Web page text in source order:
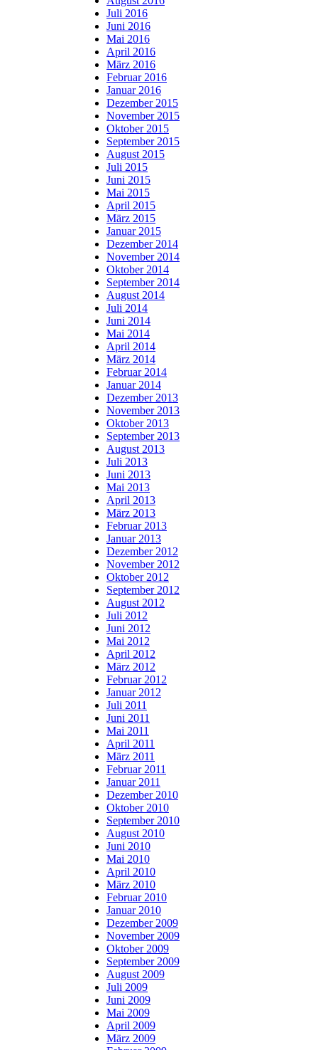
Juli 2016
Juni 2016
Mai 2016
April 2016
März 2016
Februar 2016
Januar 2016
Dezember 2015
November 2015
Oktober 2015
September 2015
August 2015
Juli 2015
Juni 2015
Mai 2015
April 2015
März 2015
Januar 2015
Dezember 2014
November 2014
Oktober 2014
September 2014
August 2014
Juli 2014
Juni 2014
Mai 2014
April 2014
März 2014
Februar 2014
Januar 2014
Dezember 2013
November 2013
Oktober 2013
September 2013
August 2013
Juli 2013
Juni 2013
Mai 2013
April 2013
März 2013
Februar 2013
Januar 2013
Dezember 2012
November 2012
Oktober 2012
September 2012
August 2012
Juli 2012
Juni 2012
Mai 2012
April 2012
März 2012
Februar 2012
Januar 2012
Juli 2011
Juni 2011
Mai 2011
April 2011
März 2011
Februar 2011
Januar 2011
Dezember 2010
Oktober 2010
September 2010
August 2010
Juni 2010
Mai 2010
April 2010
März 2010
Februar 2010
Januar 2010
Dezember 2009
November 2009
Oktober 2009
September 2009
August 2009
Juli 2009
Juni 2009
Mai 2009
April 2009
März 2009